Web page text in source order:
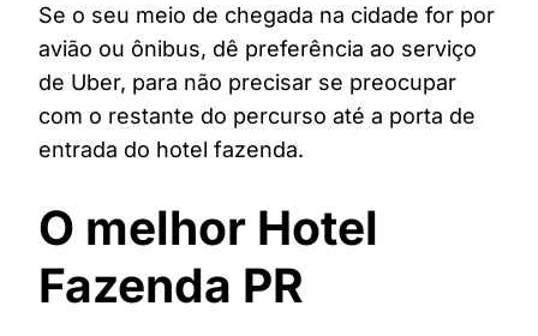
Se o seu meio de chegada na cidade for por
avião ou ônibus, dê preferência ao serviço
de Uber, para não precisar se preocupar
com o restante do percurso até a porta de
entrada do hotel fazenda.
O melhor Hotel
Fazenda PR